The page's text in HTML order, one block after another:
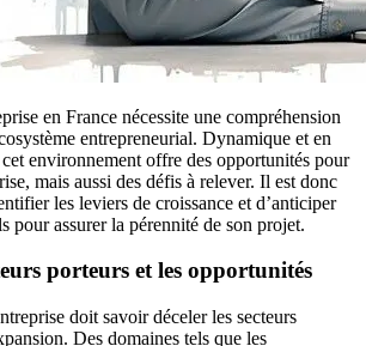
en France nécessite une compréhension
entrepreneurial. Dynamique et en
environnement offre des opportunités pour
mais aussi des défis à relever. Il est donc
les leviers de croissance et d’anticiper
pour assurer la pérennité de son projet.
porteurs et les opportunités
doit savoir déceler les secteurs
Des domaines tels que les